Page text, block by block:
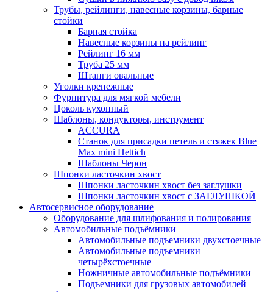
Трубы, рейлинги, навесные корзины, барные
стойки
Барная стойка
Навесные корзины на рейлинг
Рейлинг 16 мм
Труба 25 мм
Штанги овальные
Уголки крепежные
Фурнитура для мягкой мебели
Цоколь кухонный
Шаблоны, кондукторы, инструмент
ACCURA
Станок для присадки петель и стяжек Blue
Max mini Hettich
Шаблоны Черон
Шпонки ласточкин хвост
Шпонки ласточкин хвост без заглушки
Шпонки ласточкин хвост с ЗАГЛУШКОЙ
Автосервисное оборудование
Оборудование для шлифования и полирования
Автомобильные подъёмники
Автомобильные подъемники двухстоечные
Автомобильные подъемники
четырёхстоечные
Ножничные автомобильные подъёмники
Подъемники для грузовых автомобилей